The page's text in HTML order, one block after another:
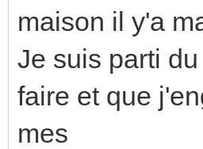
maison il y'a
Je suis parti
faire et que
mes